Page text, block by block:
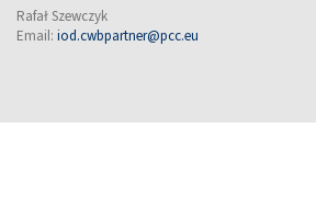
Rafał Szewczyk
Email: iod.cwbpartner@pcc.eu